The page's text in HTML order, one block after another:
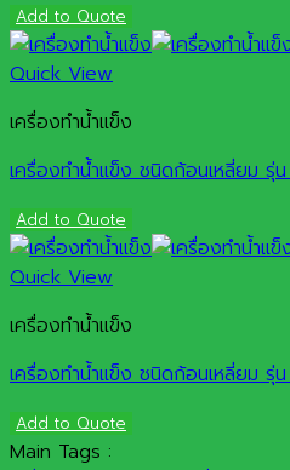
Add to Quote
Quick View
เครื่องทำน้ำแข็ง
เครื่องทำน้ำแข็ง ชนิดก้อนเหลี่ยม รุ่
Add to Quote
Quick View
เครื่องทำน้ำแข็ง
เครื่องทำน้ำแข็ง ชนิดก้อนเหลี่ยม รุ่
Add to Quote
Main Tags :